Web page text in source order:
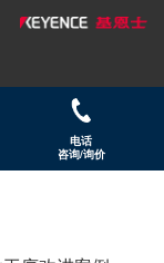
电话
咨询/询价